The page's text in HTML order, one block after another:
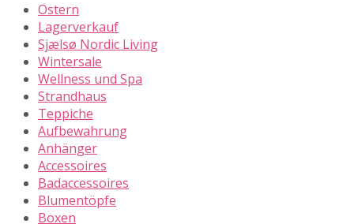
Ostern
Lagerverkauf
Sjælsø Nordic Living
Wintersale
Wellness und Spa
Strandhaus
Teppiche
Aufbewahrung
Anhänger
Accessoires
Badaccessoires
Blumentöpfe
Boxen